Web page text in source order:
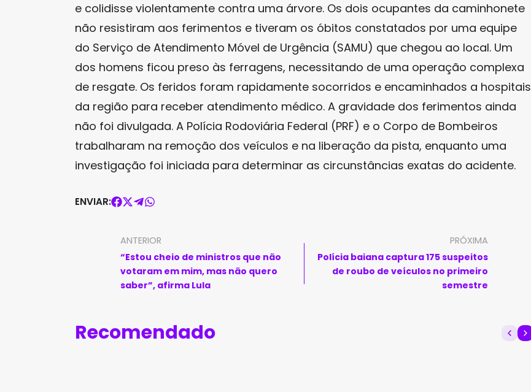
e colidisse violentamente contra uma árvore. Os dois ocupantes da caminhonete
não resistiram aos ferimentos e tiveram os óbitos constatados por uma equipe
do Serviço de Atendimento Móvel de Urgência (SAMU) que chegou ao local. Um
dos homens ficou preso às ferragens, necessitando de uma operação complexa
de resgate. Os feridos foram rapidamente socorridos e encaminhados a hospitais
da região para receber atendimento médico. A gravidade dos ferimentos ainda
não foi divulgada. A Polícia Rodoviária Federal (PRF) e o Corpo de Bombeiros
trabalharam na remoção dos veículos e na liberação da pista, enquanto uma
investigação foi iniciada para determinar as circunstâncias exatas do acidente.
ENVIAR:
ANTERIOR
“Estou cheio de ministros que não
votaram em mim, mas não quero
saber”, afirma Lula
PRÓXIMA
Polícia baiana captura 175 suspeitos
de roubo de veículos no primeiro
semestre
Recomendado